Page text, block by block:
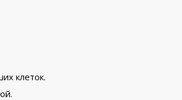
клеток.